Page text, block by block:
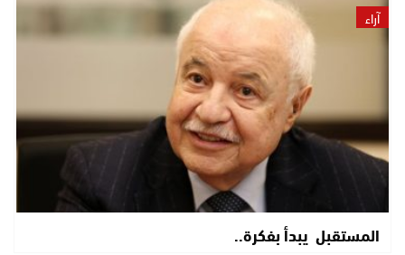
آراء
المستقبل يبدأ بفكرة..